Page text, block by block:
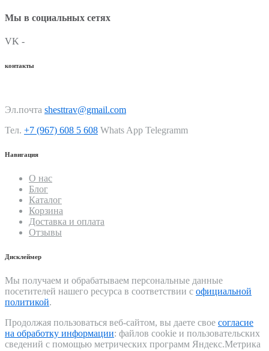
Мы в социальных сетях
VK -
контакты
Эл.почта shesttrav@gmail.com
Тел. +7 (967) 608 5 608 Whats App Telegramm
Навигация
О нас
Блог
Каталог
Корзина
Доставка и оплата
Отзывы
Дисклеймер
Мы получаем и обрабатываем персональные данные
посетителей нашего ресурса в соответствии с официальной
политикой.
Продолжая пользоваться веб-сайтом, вы даете свое согласие
на обработку информации: файлов cookie и пользовательских
сведений с помощью метрических программ Яндекс.Метрика